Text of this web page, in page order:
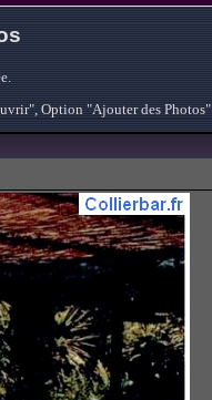
Option "Ajouter des Photos"